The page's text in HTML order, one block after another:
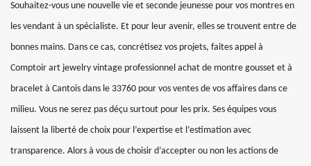
Souhaitez-vous une nouvelle vie et seconde jeunesse pour vos montres en
les vendant à un spécialiste. Et pour leur avenir, elles se trouvent entre de
bonnes mains. Dans ce cas, concrétisez vos projets, faites appel à
Comptoir art jewelry vintage professionnel achat de montre gousset et à
bracelet à Cantois dans le 33760 pour vos ventes de vos affaires dans ce
milieu. Vous ne serez pas déçu surtout pour les prix. Ses équipes vous
laissent la liberté de choix pour l’expertise et l’estimation avec
transparence. Alors à vous de choisir d’accepter ou non les actions de